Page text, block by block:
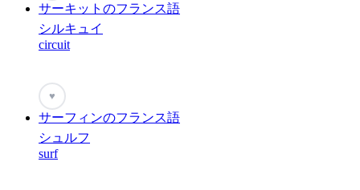
サーキットのフランス語
シルキュイ
circuit
♥
サーフィンのフランス語
シュルフ
surf